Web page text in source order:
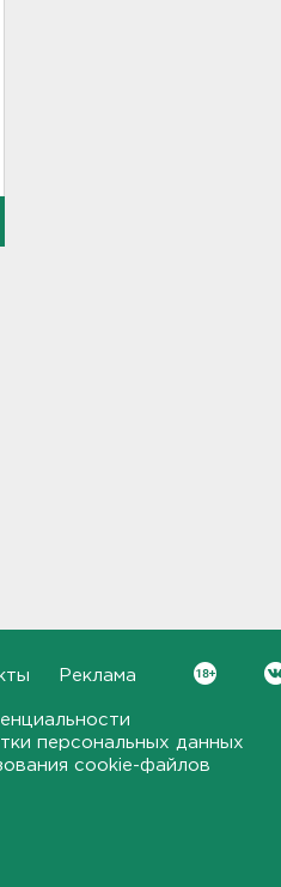
Реклама
персональных данных
cookie-файлов